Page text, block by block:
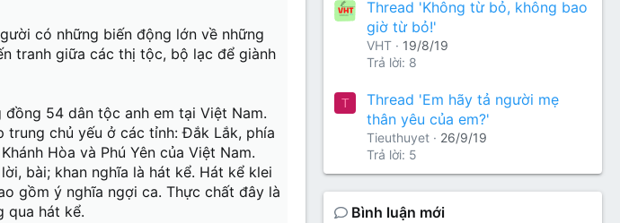
có những biến động lớn về những
tranh giữa các thị tộc, bộ lạc để giành
54 dân tộc anh em tại Việt Nam.
chủ yếu ở các tỉnh: Đắk Lắk, phía
Hòa và Phú Yên của Việt Nam.
bài; khan nghĩa là hát kể. Hát kể klei
gồm ý nghĩa ngợi ca. Thực chất đây là
qua hát kể.
Thread 'Không từ bỏ, không bao
giờ từ bỏ!'
VHT
19/8/19
Trả lời: 8
T
Thread 'Em hãy tả người mẹ
thân yêu của em?'
Tieuthuyet
26/9/19
Trả lời: 5
Bình luận mới